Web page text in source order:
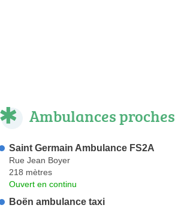
Ambulances proches
Saint Germain Ambulance FS2A
Rue Jean Boyer
218 mètres
Ouvert en continu
Boën ambulance taxi